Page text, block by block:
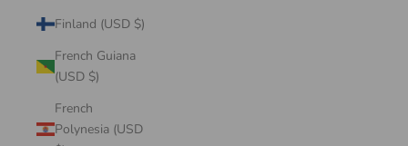
Finland (USD $)
French Guiana
(USD $)
French
Polynesia (USD